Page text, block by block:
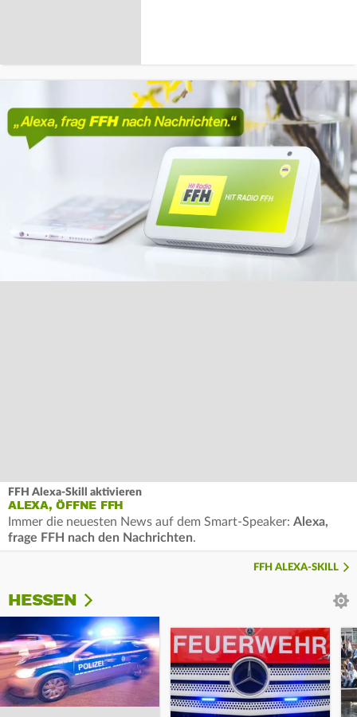
FFH Alexa-Skill aktivieren
ALEXA, ÖFFNE FFH
Immer die neuesten News auf dem Smart-Speaker: Alexa,
frage FFH nach den Nachrichten.
FFH ALEXA-SKILL
HESSEN